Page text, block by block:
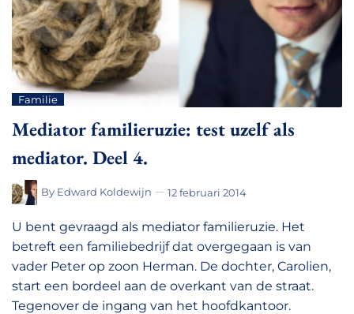
Familie
Mediator familieruzie: test uzelf als
mediator. Deel 4.
By Edward Koldewijn 12 februari 2014
U bent gevraagd als mediator familieruzie. Het
betreft een familiebedrijf dat overgegaan is van
vader Peter op zoon Herman. De dochter, Carolien,
start een bordeel aan de overkant van de straat.
Tegenover de ingang van het hoofdkantoor.